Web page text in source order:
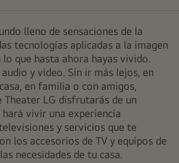
lleno de sensaciones de la
tecnologías aplicadas a la imagen
que hasta ahora hayas vivido.
y video. Sin ir más lejos, en
en familia o con amigos,
Theater LG disfrutarás de un
vivir una experiencia
y servicios que te
los accesorios de TV y equipos de
necesidades de tu casa.